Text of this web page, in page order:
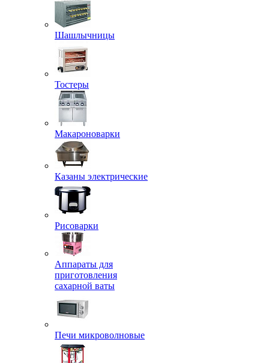
Шашлычницы
Тостеры
Макароноварки
Казаны электрические
Рисоварки
Аппараты для
приготовления
сахарной ваты
Печи микроволновые